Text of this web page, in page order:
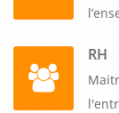
RH